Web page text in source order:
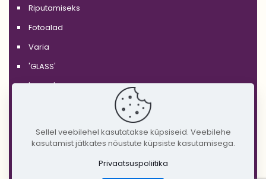
Riputamiseks
Fotoalad
Varia
'GLASS'
'WHITE'
'GOLD'
Sellel veebilehel kasutatakse küpsiseid. Veebilehe
kasutamist jätkates nõustute küpsiste kasutamisega.
Privaatsuspoliitika